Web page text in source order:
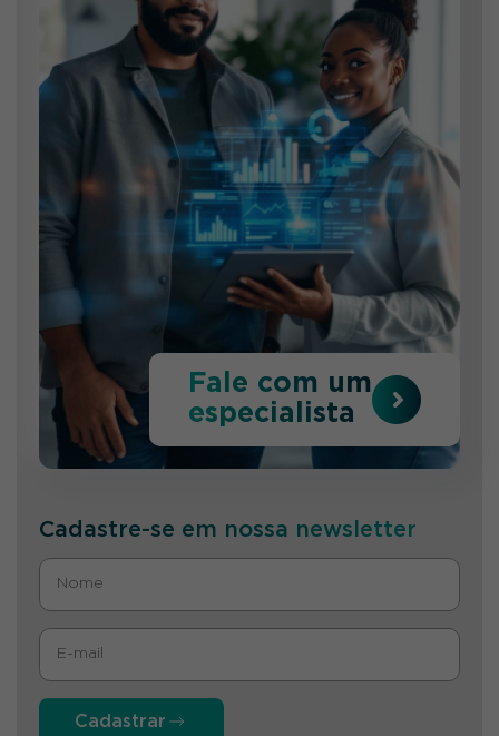
Fale com um
especialista
Cadastre-se em nossa newsletter
Cadastrar